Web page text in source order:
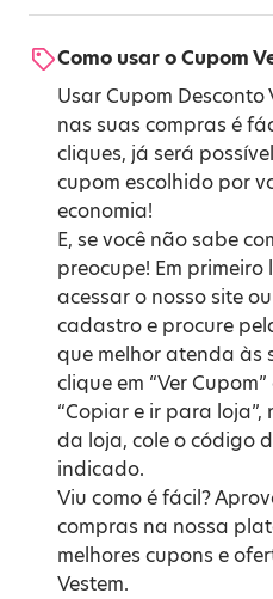
Como usar o Cupom
Usar Cupom
nas suas compras é
cliques, já será
cupom escolhido por
economia!
E, se você não sabe
preocupe! Em
acessar o nosso site
cadastro e procure
que melhor atenda às
clique em “Ver
“Copiar e ir para
da loja, cole o código
indicado.
Viu como é fácil?
compras na nossa
melhores cupons e
Vestem.